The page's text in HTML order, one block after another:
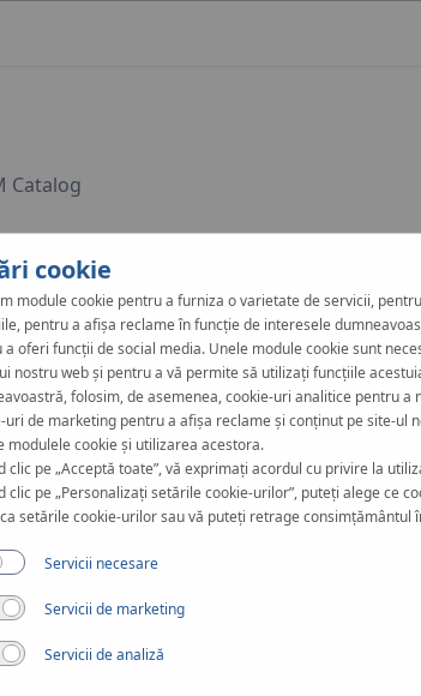
Catalog
cookie
module cookie pentru a furniza o varietate de servicii,
pentru a afișa reclame în funcție de interesele
a oferi funcții de social media. Unele module cookie sunt
nostru web și pentru a vă permite să utilizați funcțiile
folosim, de asemenea, cookie-uri analitice pentru a
uri de marketing pentru a afișa reclame și conținut pe site-ul
modulele cookie și utilizarea acestora.
clic pe „Acceptă toate”, vă exprimați acordul cu privire la
clic pe „Personalizați setările cookie-urilor”, puteți alege ce
setările cookie-urilor sau vă puteți retrage consimțământul
Servicii necesare
Servicii de marketing
Servicii de analiză